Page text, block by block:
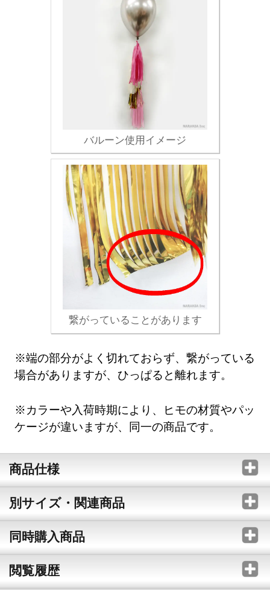
バルーン使用イメージ
繋がっていることがあります
※端の部分がよく切れておらず、繋がっている
場合がありますが、ひっぱると離れます。
※カラーや入荷時期により、ヒモの材質やパッ
ケージが違いますが、同一の商品です。
商品仕様
別サイズ・関連商品
同時購入商品
閲覧履歴